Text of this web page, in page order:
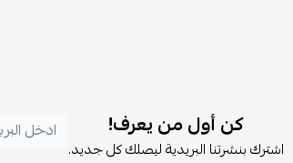
كن أول من يعرف!
اشترك بنشرتنا البريدية ليصلك كل جديد.